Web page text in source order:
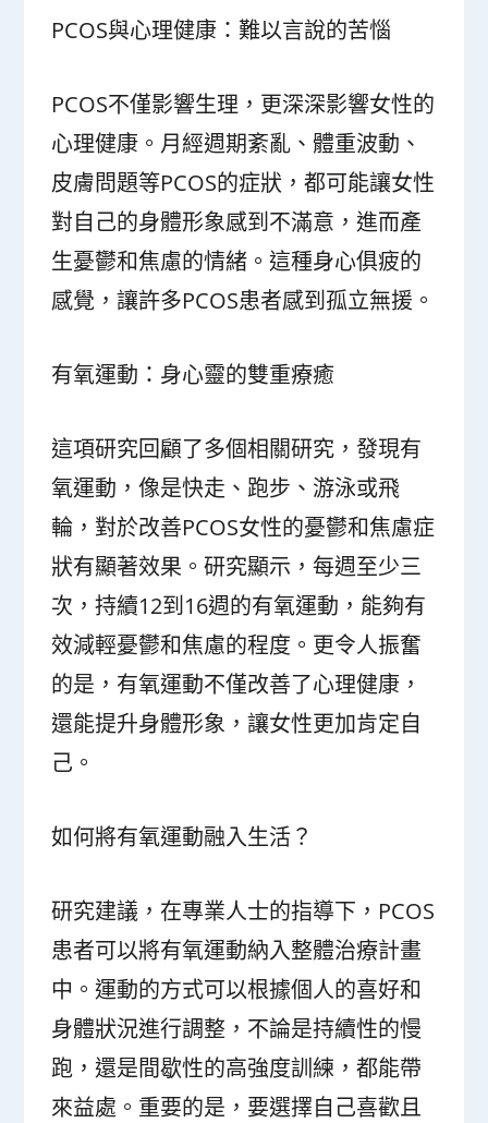
PCOS與心理健康：難以言說的苦惱
PCOS不僅影響生理，更深深影響女性的
心理健康。月經週期紊亂、體重波動、
皮膚問題等PCOS的症狀，都可能讓女性
對自己的身體形象感到不滿意，進而產
生憂鬱和焦慮的情緒。這種身心俱疲的
感覺，讓許多PCOS患者感到孤立無援。
有氧運動：身心靈的雙重療癒
這項研究回顧了多個相關研究，發現有
氧運動，像是快走、跑步、游泳或飛
輪，對於改善PCOS女性的憂鬱和焦慮症
狀有顯著效果。研究顯示，每週至少三
次，持續12到16週的有氧運動，能夠有
效減輕憂鬱和焦慮的程度。更令人振奮
的是，有氧運動不僅改善了心理健康，
還能提升身體形象，讓女性更加肯定自
己。
如何將有氧運動融入生活？
研究建議，在專業人士的指導下，PCOS
患者可以將有氧運動納入整體治療計畫
中。運動的方式可以根據個人的喜好和
身體狀況進行調整，不論是持續性的慢
跑，還是間歇性的高強度訓練，都能帶
來益處。重要的是，要選擇自己喜歡且